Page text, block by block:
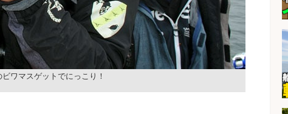
ワマスゲットでにっこり！